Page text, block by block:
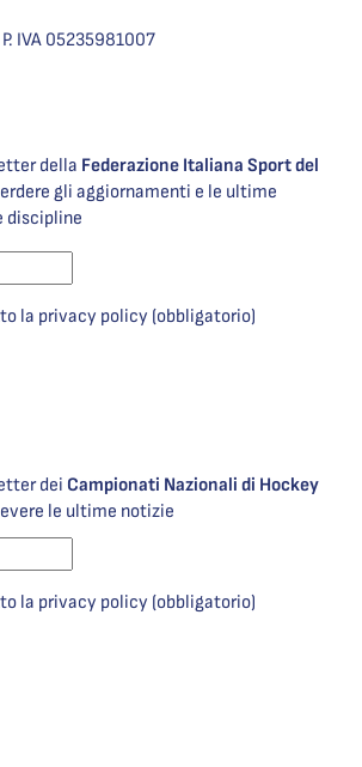
IVA 05235981007
della Federazione Italiana Sport del
gli aggiornamenti e le ultime
discipline
la privacy policy (obbligatorio)
dei Campionati Nazionali di Hockey
le ultime notizie
la privacy policy (obbligatorio)